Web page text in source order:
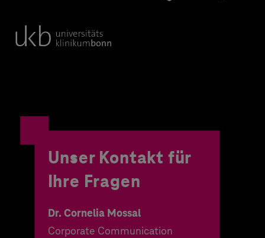
Unser Kontakt für
Ihre Fragen
Dr. Cornelia Mossal
Corporate Communication